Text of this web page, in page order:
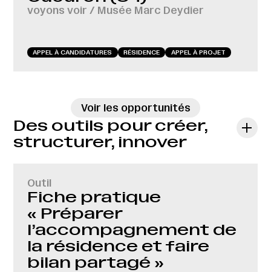
voyons voir / Musée Marc Deydier
APPEL À CANDIDATURES RÉSIDENCE APPEL À PROJET
Voir les opportunités
Des outils pour créer,
structurer, innover
Outil
Fiche pratique
« Préparer
l’accompagnement de
la résidence et faire
bilan partagé »